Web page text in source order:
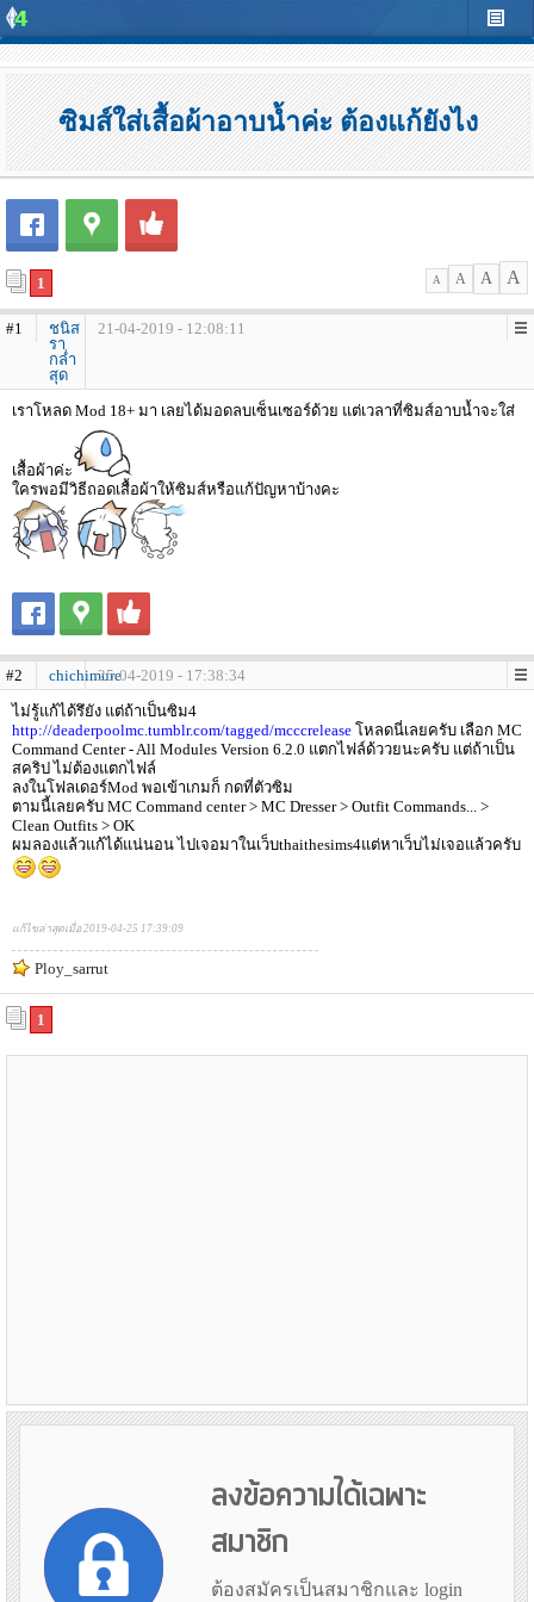
ซิมส์ใส่เสื้อผ้าอาบน้ำค่ะ ต้องแก้ยังไง
1 A A A A
#1
ชนิส
รา
กล่ำ
สุด
21-04-2019 - 12:08:11
เราโหลด Mod 18+ มา เลยได้มอดลบเซ็นเซอร์ด้วย แต่เวลาที่ซิมส์อาบน้ำจะใส่
เสื้อผ้าค่ะ
ใครพอมีวิธีถอดเสื้อผ้าให้ซิมส์หรือแก้ปัญหาบ้างคะ
#2 chichimure25-04-2019 - 17:38:34
ไม่รู้แก้ได้รึยัง แต่ถ้าเป็นซิม4
http://deaderpoolmc.tumblr.com/tagged/mcccrelease โหลดนี่เลยครับ เลือก MC
Command Center - All Modules Version 6.2.0 แตกไฟล์ด้ววยนะครับ แต่ถ้าเป็น
สคริป ไม่ต้องแตกไฟล์
ลงในโฟลเดอร์Mod พอเข้าเกมก็ กดที่ตัวซิม
ตามนี้เลยครับ MC Command center > MC Dresser > Outfit Commands... >
Clean Outfits > OK
ผมลองแล้วแก้ได้แน่นอน ไปเจอมาในเว็บthaithesims4แต่หาเว็บไม่เจอแล้วครับ
แก้ไขล่าสุดเมื่อ 2019-04-25 17:39:09
Ploy_sarrut
1
ลงข้อความได้เฉพาะ
สมาชิก
ต้องสมัครเป็นสมาชิกและ login